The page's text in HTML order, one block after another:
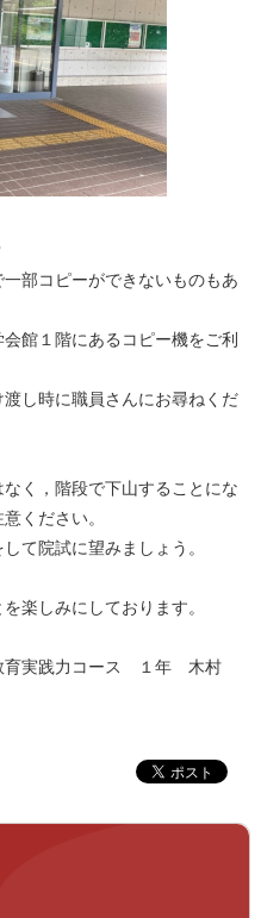
部コピーができないものもあ
館１階にあるコピー機をご利
し時に職員さんにお尋ねくだ
く，階段で下山することにな
ください。
て院試に望みましょう。
楽しみにしております。
育実践力コース １年 木村